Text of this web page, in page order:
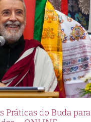
Práticas do Buda para